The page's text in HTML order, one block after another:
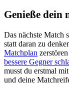
Genieße dein
Das nächste Match
statt daran zu
Matchplan
bessere Gegner
musst du erstmal
und deine